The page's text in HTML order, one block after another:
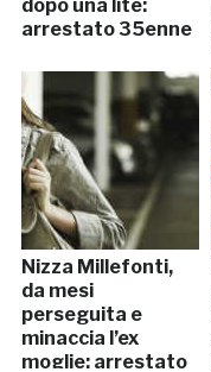
dopo una lite:
arrestato 35enne
Nizza Millefonti,
da mesi
perseguita e
minaccia l’ex
moglie: arrestato